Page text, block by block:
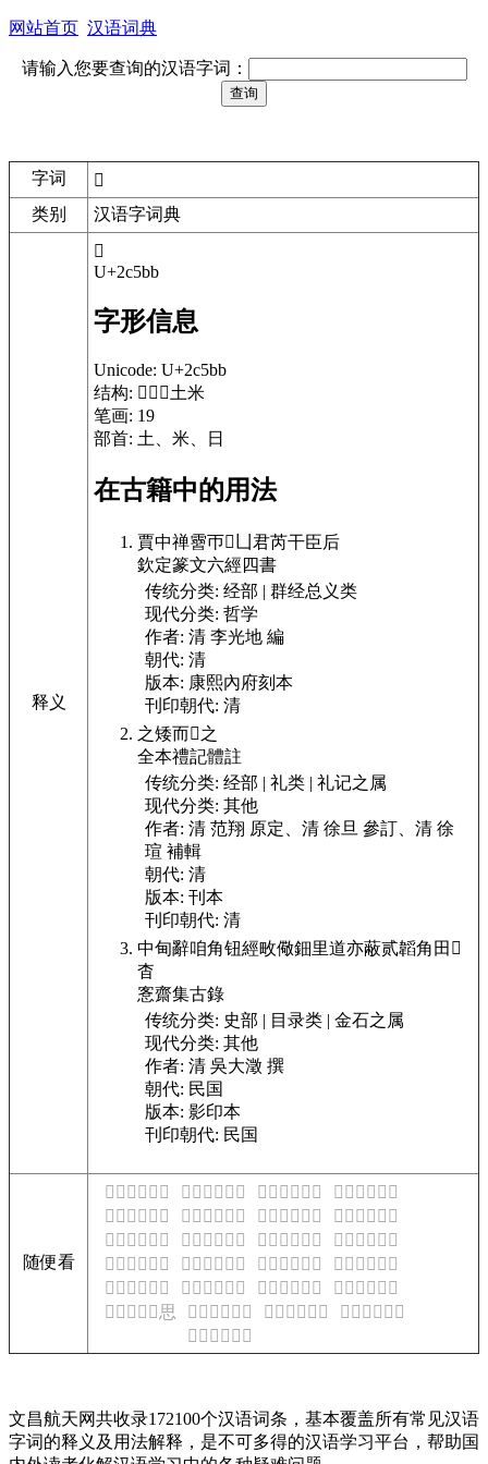
网站首页 汉语词典
请输入您要查询的汉语字词：
字词
𬖻
类别
汉语字词典
释义
𬖻
U+2c5bb
字形信息
Unicode: U+2c5bb
结构: ⿰⿱𣆗土米
笔画: 19
部首: 土、米、日
在古籍中的用法
賈中禅霫帀𬖻凵君芮干臣后
欽定篆文六經四書
传统分类: 经部 | 群经总义类
现代分类: 哲学
作者: 清 李光地 編
朝代: 清
版本: 康熙內府刻本
刊印朝代: 清
之矮而𬖻之
全本禮記體註
传统分类: 经部 | 礼类 | 礼记之属
现代分类: 其他
作者: 清 范翔 原定、清 徐旦 參訂、清 徐
瑄 補輯
朝代: 清
版本: 刊本
刊印朝代: 清
中甸辭咱角钮經畋儆鈿里道亦蔽贰韜角田𬖻
杳
愙齋集古錄
传统分类: 史部 | 目录类 | 金石之属
现代分类: 其他
作者: 清 吳大澂 撰
朝代: 民国
版本: 影印本
刊印朝代: 民国
随便看
𠕮是什么意思 𠕯是什么意思 𠕰是什么意思
𠕱是什么意思
𠕲是什么意思
𠕳是什么意思 𠕴是什么意思
𠕵是什么意思
𠕶是什么意思
𠕷是什么意思 𠕸是什么意思
𠕹是什么意思
𠕺是什么意思
𠕻是什么意思 𠕼是什么意思
𠕽是什么意思
𠕾是什么意思
𠕿是什么意思 𠖀是什么意思
𠖁是什么意思
𠖂是什么意思
𠖃是什么意思 𠖄是什么意思
𠖅是什么意思
𠖆是什么意思
文昌航天网共收录172100个汉语词条，基本覆盖所有常见汉语
字词的释义及用法解释，是不可多得的汉语学习平台，帮助国